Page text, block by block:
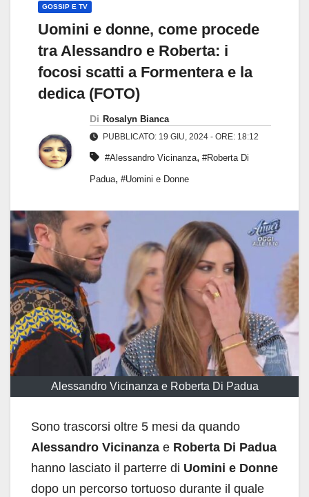
GOSSIP E TV
Uomini e donne, come procede
tra Alessandro e Roberta: i
focosi scatti a Formentera e la
dedica (FOTO)
Di Rosalyn Bianca
PUBBLICATO: 19 GIU, 2024 - ORE: 18:12
#Alessandro Vicinanza, #Roberta Di
Padua, #Uomini e Donne
Alessandro Vicinanza e Roberta Di Padua
Sono trascorsi oltre 5 mesi da quando
Alessandro Vicinanza e Roberta Di Padua
hanno lasciato il parterre di Uomini e Donne
dopo un percorso tortuoso durante il quale